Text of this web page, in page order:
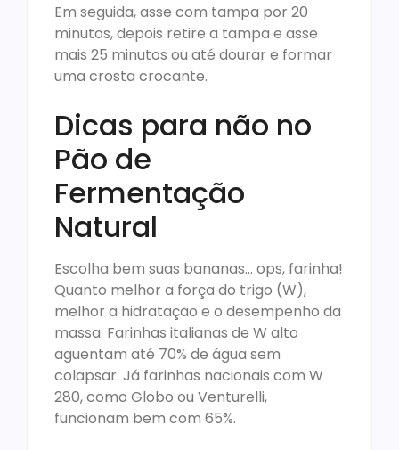
Em seguida, asse com tampa por 20
minutos, depois retire a tampa e asse
mais 25 minutos ou até dourar e formar
uma crosta crocante.
Dicas para não no
Pão de
Fermentação
Natural
Escolha bem suas bananas… ops, farinha!
Quanto melhor a força do trigo (W),
melhor a hidratação e o desempenho da
massa. Farinhas italianas de W alto
aguentam até 70% de água sem
colapsar. Já farinhas nacionais com W
280, como Globo ou Venturelli,
funcionam bem com 65%.